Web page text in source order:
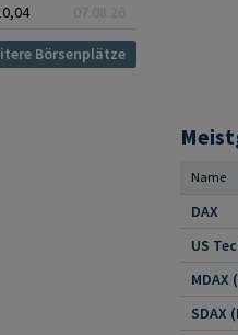
Börsenplätze
Name
DAX
US
MDAX
SDAX